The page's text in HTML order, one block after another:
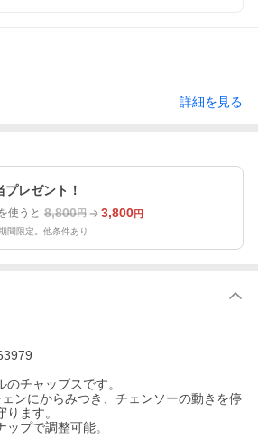
詳細を見る
レゼント！
使うと 8,800円 3,800円
間限定。他条件あり
チャップスです。
ンにからみつき、チェンソーの動きを停
ます。
プで調整可能。